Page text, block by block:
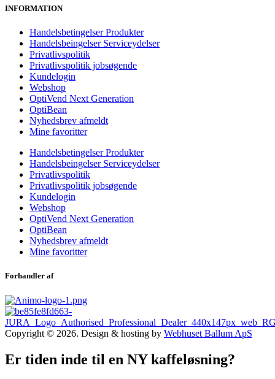
INFORMATION
Handelsbetingelser Produkter
Handelsbeingelser Serviceydelser
Privatlivspolitik
Privatlivspolitik jobsøgende
Kundelogin
Webshop
OptiVend Next Generation
OptiBean
Nyhedsbrev afmeldt
Mine favoritter
Handelsbetingelser Produkter
Handelsbeingelser Serviceydelser
Privatlivspolitik
Privatlivspolitik jobsøgende
Kundelogin
Webshop
OptiVend Next Generation
OptiBean
Nyhedsbrev afmeldt
Mine favoritter
Forhandler af
Copyright © 2026. Design & hosting by Webhuset Ballum ApS
Er tiden inde til en NY kaffeløsning?